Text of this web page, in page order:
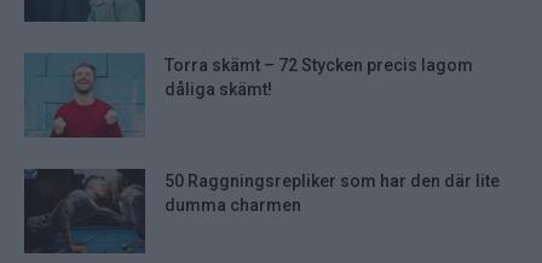
Torra skämt – 72 Stycken precis lagom
dåliga skämt!
50 Raggningsrepliker som har den där lite
dumma charmen